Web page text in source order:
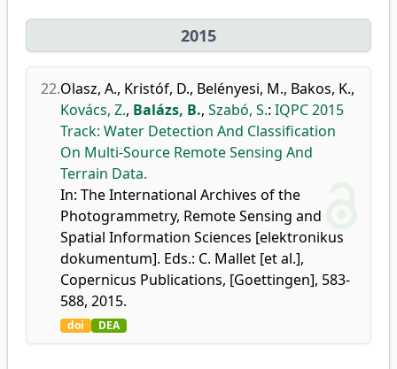
2015
22.Olasz, A., Kristóf, D., Belényesi, M., Bakos, K.,
Kovács, Z., Balázs, B., Szabó, S.: IQPC 2015
Track: Water Detection And Classification
On Multi-Source Remote Sensing And
Terrain Data.
In: The International Archives of the
Photogrammetry, Remote Sensing and
Spatial Information Sciences [elektronikus
dokumentum]. Eds.: C. Mallet [et al.],
Copernicus Publications, [Goettingen], 583-
588, 2015.
doi DEA